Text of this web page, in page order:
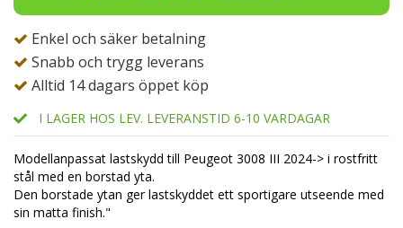
Enkel och säker betalning
Snabb och trygg leverans
Alltid 14 dagars öppet köp
I LAGER HOS LEV. LEVERANSTID 6-10 VARDAGAR
Modellanpassat lastskydd till Peugeot 3008 III 2024-> i rostfritt
stål med en borstad yta.
Den borstade ytan ger lastskyddet ett sportigare utseende med
sin matta finish."